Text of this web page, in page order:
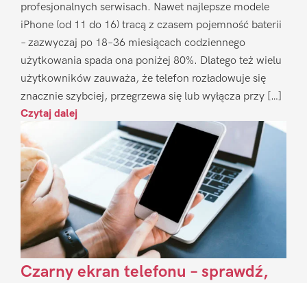
profesjonalnych serwisach. Nawet najlepsze modele
iPhone (od 11 do 16) tracą z czasem pojemność baterii
– zazwyczaj po 18–36 miesiącach codziennego
użytkowania spada ona poniżej 80%. Dlatego też wielu
użytkowników zauważa, że telefon rozładowuje się
znacznie szybciej, przegrzewa się lub wyłącza przy […]
Czytaj dalej
Czarny ekran telefonu – sprawdź,